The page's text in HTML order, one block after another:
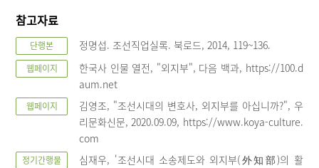
참고자료
단행본 정명섭. 조선직업실록. 북로드, 2014, 119~136.
웹페이지
한국사 인물 열전, "외지부", 다음 백과, https://100.d
aum.net
웹페이지
김영조, "조선시대의 변호사, 외지부를 아십니까?", 우
리문화신문, 2020.09.09, https://www.koya-culture.
com
정기간행물
심재우, '조선시대 소송제도와 외지부(外知部)의 활